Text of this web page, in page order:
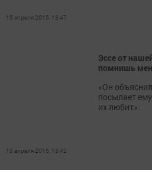
15 апреля 2015, 13:47
Эссе от
помнишь
«Он
посылает
их любит».
15 апреля 2015, 13:42